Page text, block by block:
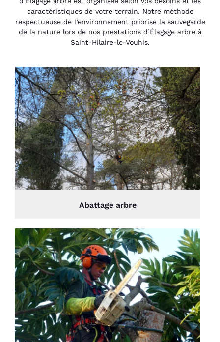
caractéristiques de votre terrain. Notre méthode
respectueuse de l’environnement priorise la sauvegarde
de la nature lors de nos prestations d’Élagage arbre à
Saint-Hilaire-le-Vouhis.
Abattage arbre